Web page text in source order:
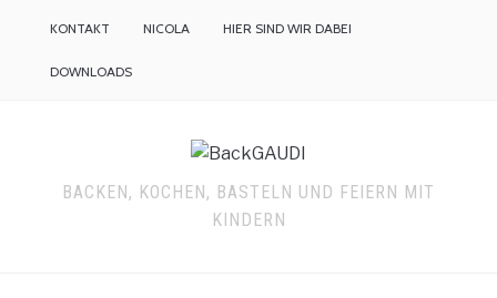
KONTAKT NICOLA HIER SIND WIR DABEI
DOWNLOADS
BACKEN, KOCHEN, BASTELN UND FEIERN MIT
KINDERN